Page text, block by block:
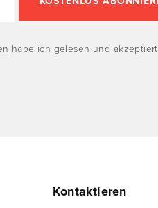
habe ich gelesen und
Kontaktieren